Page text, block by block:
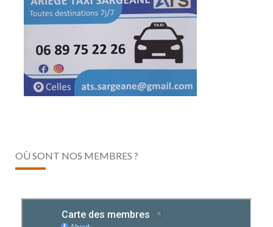
OÙ SONT NOS MEMBRES ?